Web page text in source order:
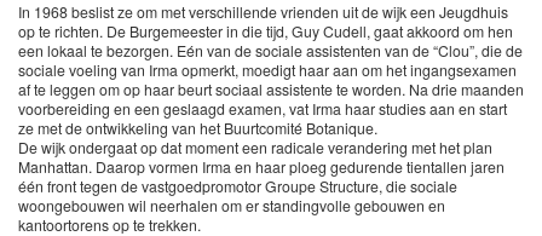
In 1968 beslist ze om met verschillende vrienden uit de wijk een Jeugdhuis
op te richten. De Burgemeester in die tijd, Guy Cudell, gaat akkoord om hen
een lokaal te bezorgen. Eén van de sociale assistenten van de “Clou”, die de
sociale voeling van Irma opmerkt, moedigt haar aan om het ingangsexamen
af te leggen om op haar beurt sociaal assistente te worden. Na drie maanden
voorbereiding en een geslaagd examen, vat Irma haar studies aan en start
ze met de ontwikkeling van het Buurtcomité Botanique.
De wijk ondergaat op dat moment een radicale verandering met het plan
Manhattan. Daarop vormen Irma en haar ploeg gedurende tientallen jaren
één front tegen de vastgoedpromotor Groupe Structure, die sociale
woongebouwen wil neerhalen om er standingvolle gebouwen en
kantoortorens op te trekken.